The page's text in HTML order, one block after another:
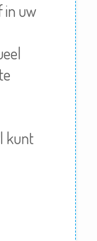
in uw
kunt